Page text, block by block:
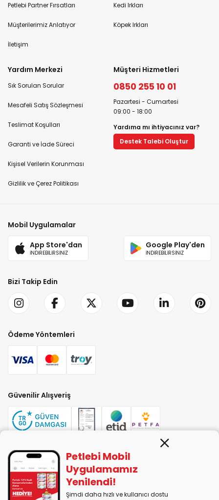
Petlebi Partner Fırsatları
Müşterilerimiz Anlatıyor
İletişim
Kedi Irkları
Köpek Irkları
Yardım Merkezi
Sık Sorulan Sorular
Mesafeli Satış Sözleşmesi
Teslimat Koşulları
Garanti ve İade Süreci
Kişisel Verilerin Korunması
Gizlilik ve Çerez Politikası
Müşteri Hizmetleri
0850 255 10 01
Pazartesi - Cumartesi
09:00 - 18:00
Yardıma mı ihtiyacınız var?
Destek Talebi Oluştur
Mobil Uygulamalar
App Store'dan
İNDİREBİLİRSİNİZ
Google Play'den
İNDİREBİLİRSİNİZ
Bizi Takip Edin
Ödeme Yöntemleri
Güvenilir Alışveriş
PETLEBİ EVCİL HAYVAN ÜRÜNLERİ PAZ. SAN. TİC. LTD. ŞTİ. Alaşarköy Mah.
1. Alaşar Cad. No: 9 Osmangazi/Bursa
7290599225 vergi numarasıyla Uludağ Vergi Dairesi'ne bağlıdır.
Petlebi Mobil
Uygulamamız
Yenilendi!
Şimdi daha hızlı ve kullanıcı dostu